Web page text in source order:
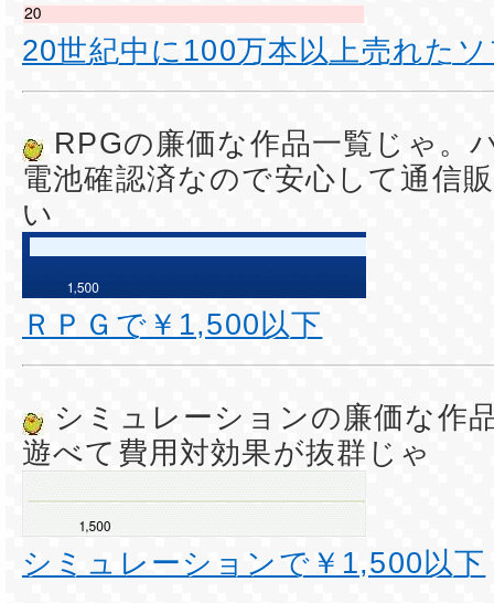
20世紀中に100万本以上売れた
RPGの廉価な作品一覧じゃ。
電池確認済なので安心して通信
い
ＲＰＧで￥1,500以下
シミュレーションの廉価な作
遊べて費用対効果が抜群じゃ
シミュレーションで￥1,500以下